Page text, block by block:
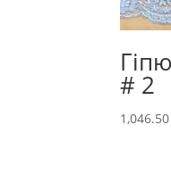
# 2
1,046.50